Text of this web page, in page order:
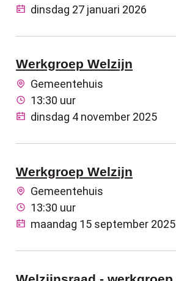
dinsdag 27 januari 2026
Werkgroep Welzijn
Gemeentehuis
13:30 uur
dinsdag 4 november 2025
Werkgroep Welzijn
Gemeentehuis
13:30 uur
maandag 15 september 2025